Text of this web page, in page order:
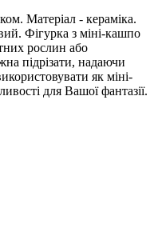
Матеріал - кераміка.
Фігурка з міні-кашпо
рослин або
підрізати, надаючи
як міні-
для Вашої фантазії.